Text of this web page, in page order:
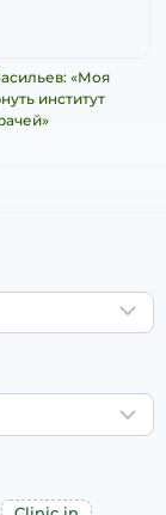
«Моя
институт